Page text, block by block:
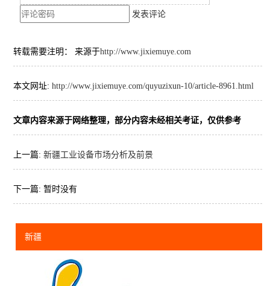
发表评论
转载需要注明： 来源于http://www.jixiemuye.com
本文网址: http://www.jixiemuye.com/quyuzixun-10/article-8961.html
文章内容来源于网络整理，部分内容未经相关考证，仅供参考
上一篇: 新疆工业设备市场分析及前景
下一篇: 暂时没有
新疆